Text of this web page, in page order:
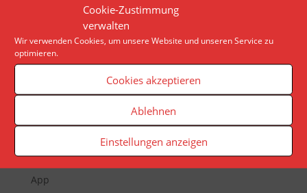
Cookie-Zustimmung
verwalten
Wir verwenden Cookies, um unsere Website und unseren Service zu
optimieren.
Cookies akzeptieren
Ablehnen
Einstellungen anzeigen
Wichtige Firmenbilanzen hierzulande und erst recht
in den USA, dazu geldpolitische Schlüsselereignisse
und bedeutende Konjunkturdaten: Anleger stehen
erneut vor turbulenten Handelstagen.
Reporting
App